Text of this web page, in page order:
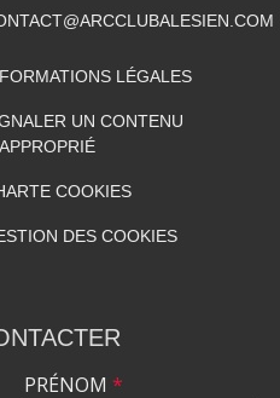
LÉGALES
UN CONTENU
COOKIES
DES COOKIES
PRÉNOM *